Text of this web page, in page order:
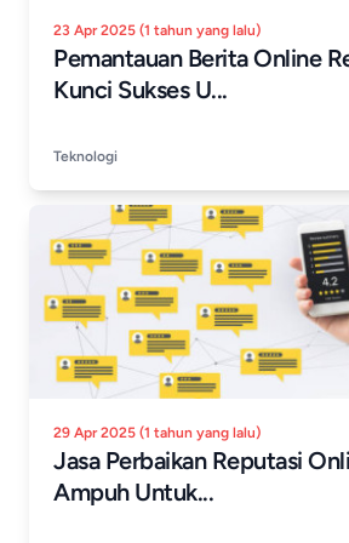
23 Apr 2025 (1 tahun yang lalu)
Pemantauan Berita Online
Kunci Sukses U...
Teknologi
29 Apr 2025 (1 tahun yang lalu)
Jasa Perbaikan Reputasi
Ampuh Untuk...